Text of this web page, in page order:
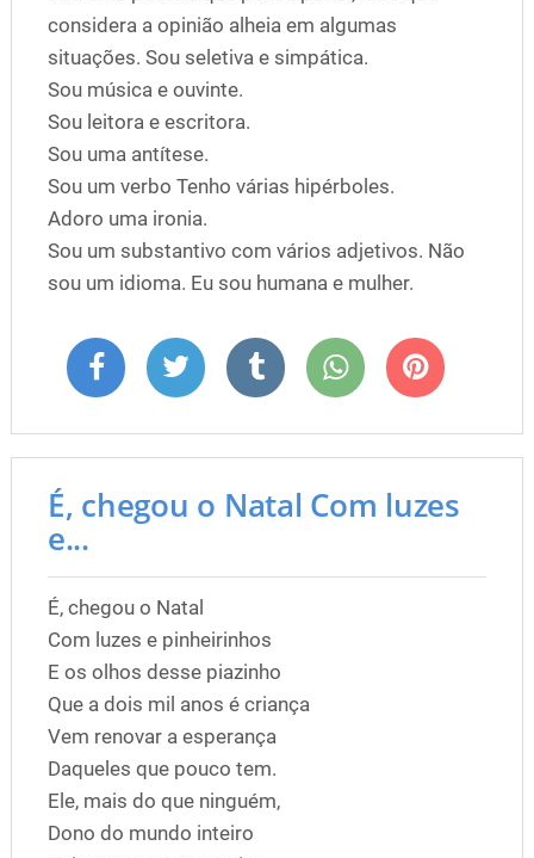
considera a opinião alheia em algumas
situações. Sou seletiva e simpática.
Sou música e ouvinte.
Sou leitora e escritora.
Sou uma antítese.
Sou um verbo Tenho várias hipérboles.
Adoro uma ironia.
Sou um substantivo com vários adjetivos. Não
sou um idioma. Eu sou humana e mulher.
É, chegou o Natal Com luzes
e...
É, chegou o Natal
Com luzes e pinheirinhos
E os olhos desse piazinho
Que a dois mil anos é criança
Vem renovar a esperança
Daqueles que pouco tem.
Ele, mais do que ninguém,
Dono do mundo inteiro